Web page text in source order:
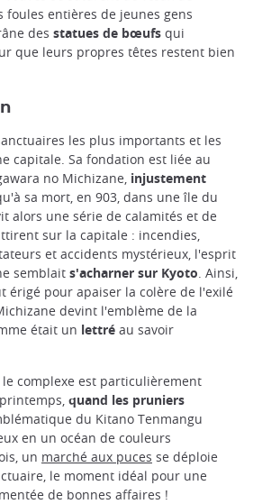
foules entières de jeunes gens
des statues de bœufs qui
que leurs propres têtes restent bien
les plus importants et les
capitale. Sa fondation est liée au
no Michizane, injustement
sa mort, en 903, dans une île du
alors une série de calamités et de
sur la capitale : incendies,
et accidents mystérieux, l'esprit
semblait s'acharner sur Kyoto. Ainsi,
érigé pour apaiser la colère de l'exilé
devint l'emblème de la
était un lettré au savoir
complexe est particulièrement
quand les pruniers
du Kitano Tenmangu
en un océan de couleurs
un marché aux puces se déploie
le moment idéal pour une
de bonnes affaires !